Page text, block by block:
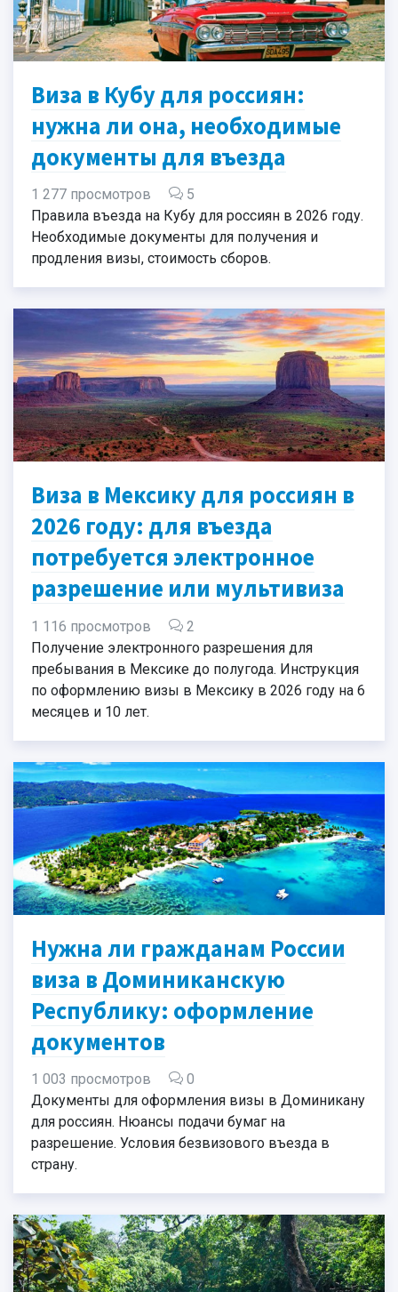
Виза в Кубу для россиян:
нужна ли она, необходимые
документы для въезда
1 277 просмотров
5
Правила въезда на Кубу для россиян в 2026 году.
Необходимые документы для получения и
продления визы, стоимость сборов.
Виза в Мексику для россиян в
2026 году: для въезда
потребуется электронное
разрешение или мультивиза
1 116 просмотров
2
Получение электронного разрешения для
пребывания в Мексике до полугода. Инструкция
по оформлению визы в Мексику в 2026 году на 6
месяцев и 10 лет.
Нужна ли гражданам России
виза в Доминиканскую
Республику: оформление
документов
1 003 просмотров
0
Документы для оформления визы в Доминикану
для россиян. Нюансы подачи бумаг на
разрешение. Условия безвизового въезда в
страну.